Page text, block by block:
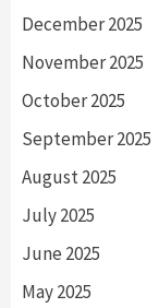
December 2025
November 2025
October 2025
September 2025
August 2025
July 2025
June 2025
May 2025